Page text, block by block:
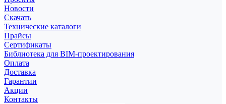
Новости
Скачать
Технические каталоги
Прайсы
Сертификаты
Библиотека для BIM-проектирования
Оплата
Доставка
Гарантии
Акции
Контакты